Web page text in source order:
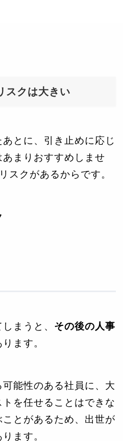
スクは大きい
とに、引き止めに応じ
まりおすすめしませ
スクがあるからです。
まうと、 その後の人事
ます。
能性のある社員に、大
を任せることはできな
とがあるため、出世が
ます。